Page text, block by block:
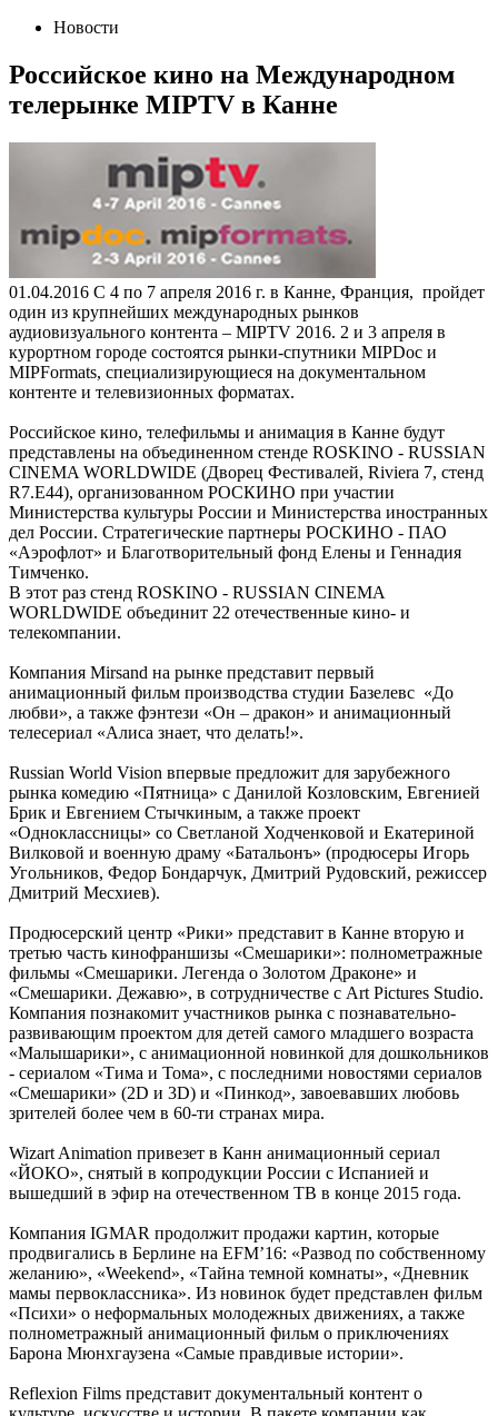
Новости
Российское кино на Международном
телерынке MIPTV в Канне
01.04.2016 С 4 по 7 апреля 2016 г. в Канне, Франция, пройдет
один из крупнейших международных рынков
аудиовизуального контента – MIPTV 2016. 2 и 3 апреля в
курортном городе состоятся рынки-спутники MIPDoc и
MIPFormats, специализирующиеся на документальном
контенте и телевизионных форматах.
Российское кино, телефильмы и анимация в Канне будут
представлены на объединенном стенде ROSKINO - RUSSIAN
CINEMA WORLDWIDE (Дворец Фестивалей, Riviera 7, стенд
R7.E44), организованном РОСКИНО при участии
Министерства культуры России и Министерства иностранных
дел России. Стратегические партнеры РОСКИНО - ПАО
«Аэрофлот» и Благотворительный фонд Елены и Геннадия
Тимченко.
В этот раз стенд ROSKINO - RUSSIAN CINEMA
WORLDWIDE объединит 22 отечественные кино- и
телекомпании.
Компания Mirsand на рынке представит первый
анимационный фильм производства студии Базелевс «До
любви», а также фэнтези «Он – дракон» и анимационный
телесериал «Алиса знает, что делать!».
Russian World Vision впервые предложит для зарубежного
рынка комедию «Пятница» с Данилой Козловским, Евгенией
Брик и Евгением Стычкиным, а также проект
«Одноклассницы» со Светланой Ходченковой и Екатериной
Вилковой и военную драму «Батальонъ» (продюсеры Игорь
Угольников, Федор Бондарчук, Дмитрий Рудовский, режиссер
Дмитрий Месхиев).
Продюсерский центр «Рики» представит в Канне вторую и
третью часть кинофраншизы «Смешарики»: полнометражные
фильмы «Смешарики. Легенда о Золотом Драконе» и
«Смешарики. Дежавю», в сотрудничестве с Art Pictures Studio.
Компания познакомит участников рынка с познавательно-
развивающим проектом для детей самого младшего возраста
«Малышарики», с анимационной новинкой для дошкольников
- сериалом «Тима и Тома», с последними новостями сериалов
«Смешарики» (2D и 3D) и «Пинкод», завоевавших любовь
зрителей более чем в 60-ти странах мира.
Wizart Animation привезет в Канн анимационный сериал
«ЙОКО», снятый в копродукции России с Испанией и
вышедший в эфир на отечественном ТВ в конце 2015 года.
Компания IGMAR продолжит продажи картин, которые
продвигались в Берлине на EFM’16: «Развод по собственному
желанию», «Weekend», «Тайна темной комнаты», «Дневник
мамы первоклассника». Из новинок будет представлен фильм
«Психи» о неформальных молодежных движениях, а также
полнометражный анимационный фильм о приключениях
Барона Мюнхгаузена «Самые правдивые истории».
Reflexion Films представит документальный контент о